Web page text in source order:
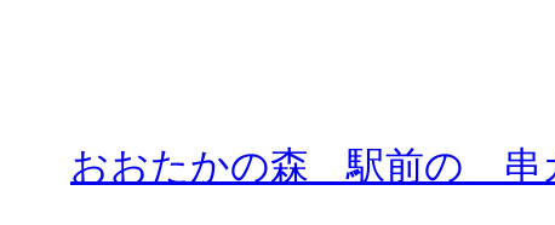
おおたかの森 駅前の 串